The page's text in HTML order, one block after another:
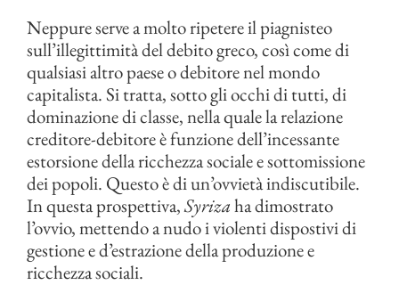
Neppure serve a molto ripetere il piagnisteo
sull’illegittimità del debito greco, così come di
qualsiasi altro paese o debitore nel mondo
capitalista. Si tratta, sotto gli occhi di tutti, di
dominazione di classe, nella quale la relazione
creditore-debitore è funzione dell’incessante
estorsione della ricchezza sociale e sottomissione
dei popoli. Questo è di un’ovvietà indiscutibile.
In questa prospettiva,Syrizaha dimostrato
l’ovvio, mettendo a nudo i violenti dispostivi di
gestione e d’estrazione della produzione e
ricchezza sociali.